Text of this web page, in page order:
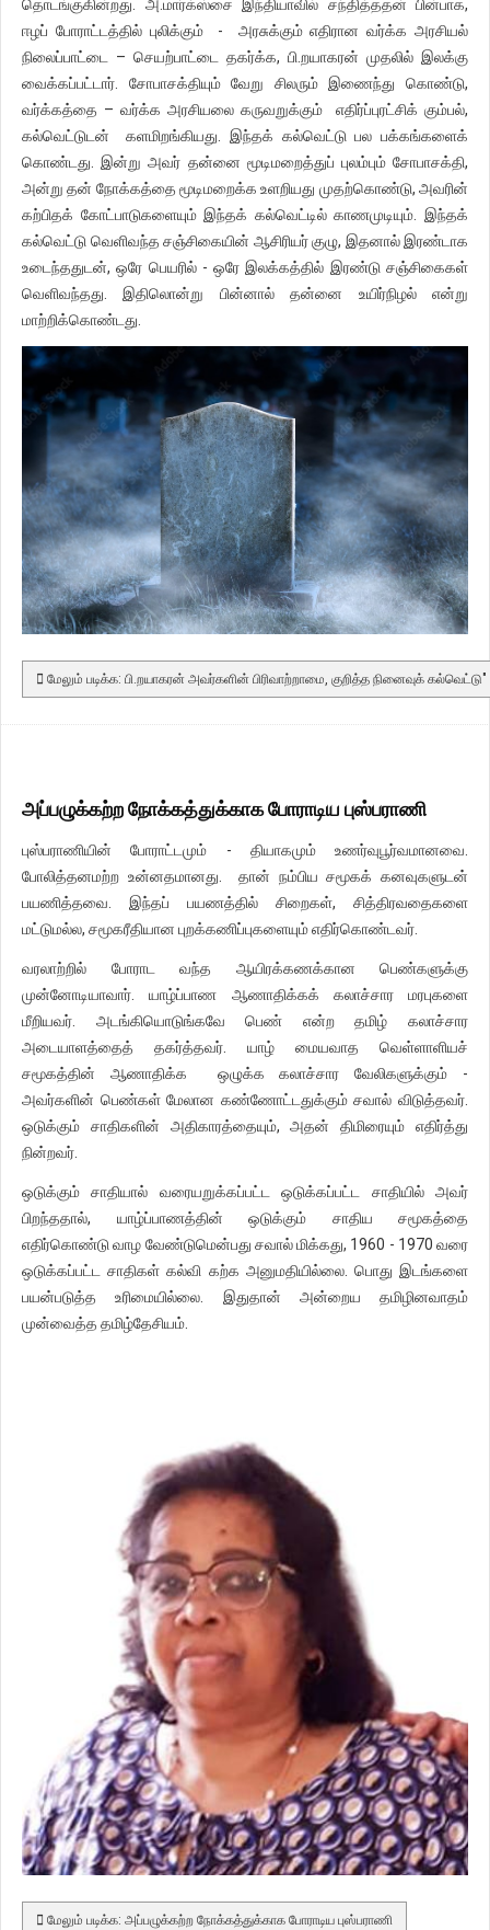
தொடங்குகின்றது. அ.மார்க்ஸ்சை இந்தியாவில் சந்தித்ததன் பின்பாக,
ஈழப் போராட்டத்தில் புலிக்கும் - அரசுக்கும் எதிரான வர்க்க அரசியல்
நிலைப்பாட்டை – செயற்பாட்டை தகர்க்க, பி.றயாகரன் முதலில் இலக்கு
வைக்கப்பட்டார். சோபாசக்தியும் வேறு சிலரும் இணைந்து கொண்டு,
வர்க்கத்தை – வர்க்க அரசியலை கருவறுக்கும் எதிர்ப்புரட்சிக் கும்பல்,
கல்வெட்டுடன் களமிறங்கியது. இந்தக் கல்வெட்டு பல பக்கங்களைக்
கொண்டது. இன்று அவர் தன்னை மூடிமறைத்துப் புலம்பும் சோபாசக்தி,
அன்று தன் நோக்கத்தை மூடிமறைக்க உளறியது முதற்கொண்டு, அவரின்
கற்பிதக் கோட்பாடுகளையும் இந்தக் கல்வெட்டில் காணமுடியும். இந்தக்
கல்வெட்டு வெளிவந்த சஞ்சிகையின் ஆசிரியர் குழு, இதனால் இரண்டாக
உடைந்ததுடன், ஒரே பெயரில் - ஒரே இலக்கத்தில் இரண்டு சஞ்சிகைகள்
வெளிவந்தது. இதிலொன்று பின்னால் தன்னை உயிர்நிழல் என்று
மாற்றிக்கொண்டது.
மேலும் படிக்க: பி.றயாகரன் அவர்களின் பிரிவாற்றாமை, குறித்த நினைவுக்
அப்பழுக்கற்ற நோக்கத்துக்காக போராடிய புஸ்பராணி
புஸ்பராணியின் போராட்டமும் - தியாகமும் உணர்வுபூர்வமானவை.
போலித்தனமற்ற உன்னதமானது. தான் நம்பிய சமூகக் கனவுகளுடன்
பயணித்தவை. இந்தப் பயணத்தில் சிறைகள், சித்திரவதைகளை
மட்டுமல்ல, சமூகரீதியான புறக்கணிப்புகளையும் எதிர்கொண்டவர்.
வரலாற்றில் போராட வந்த ஆயிரக்கணக்கான பெண்களுக்கு
முன்னோடியாவார். யாழ்ப்பாண ஆணாதிக்கக் கலாச்சார மரபுகளை
மீறியவர். அடங்கியொடுங்கவே பெண் என்ற தமிழ் கலாச்சார
அடையாளத்தைத் தகர்த்தவர். யாழ் மையவாத வெள்ளாளியச்
சமூகத்தின் ஆணாதிக்க ஒழுக்க கலாச்சார வேலிகளுக்கும் -
அவர்களின் பெண்கள் மேலான கண்ணோட்டதுக்கும் சவால் விடுத்தவர்.
ஒடுக்கும் சாதிகளின் அதிகாரத்தையும், அதன் திமிரையும் எதிர்த்து
நின்றவர்.
ஒடுக்கும் சாதியால் வரையறுக்கப்பட்ட ஒடுக்கப்பட்ட சாதியில் அவர்
பிறந்ததால், யாழ்ப்பாணத்தின் ஒடுக்கும் சாதிய சமூகத்தை
எதிர்கொண்டு வாழ வேண்டுமென்பது சவால் மிக்கது, 1960 - 1970 வரை
ஒடுக்கப்பட்ட சாதிகள் கல்வி கற்க அனுமதியில்லை. பொது இடங்களை
பயன்படுத்த உரிமையில்லை. இதுதான் அன்றைய தமிழினவாதம்
முன்வைத்த தமிழ்தேசியம்.
மேலும் படிக்க: அப்பழுக்கற்ற நோக்கத்துக்காக போராடிய புஸ்பராணி